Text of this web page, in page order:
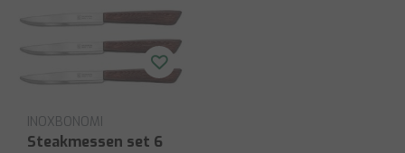
INOXBONOMI
Steakmessen set 6